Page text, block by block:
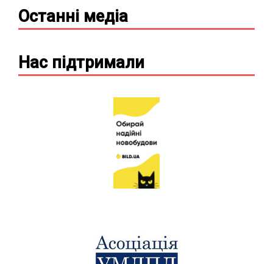
Останні медіа
Нас підтримали